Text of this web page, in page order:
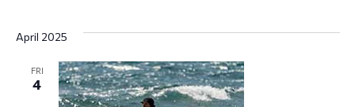
April 2025
FRI
4